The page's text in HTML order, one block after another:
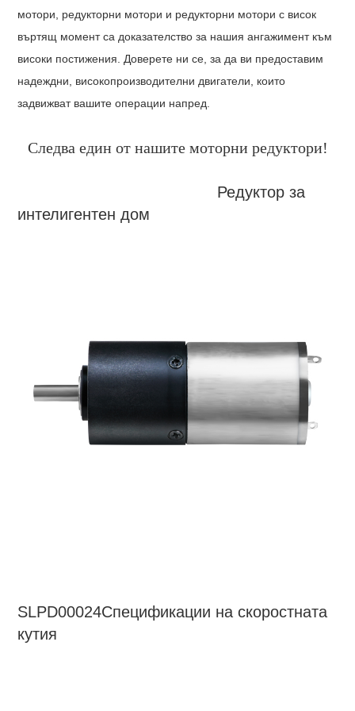
мотори, редукторни мотори и редукторни мотори с висок
въртящ момент са доказателство за нашия ангажимент към
високи постижения. Доверете ни се, за да ви предоставим
надеждни, високопроизводителни двигатели, които
задвижват вашите операции напред.
Следва един от нашите моторни редуктори!
Редуктор за
интелигентен дом
SLPD00024Спецификации на скоростната
кутия